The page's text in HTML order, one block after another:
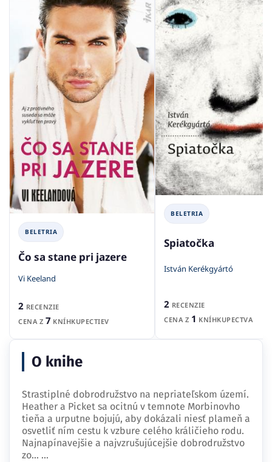
BELETRIA
Čo sa stane pri jazere
Vi Keeland
2 RECENZIE
CENA Z 7 KNÍHKUPECTIEV
BELETRIA
Spiatočka
István Kerékgyártó
2 RECENZIE
CENA Z 1 KNÍHKUPECTVA
O knihe
Strastiplné dobrodružstvo na nepriateľskom území.
Heather a Picket sa ocitnú v temnote Morbinovho
tieňa a urputne bojujú, aby dokázali niesť plameň a
osvetliť ním cestu k vzbure celého králičieho rodu.
Najnapínavejšie a najvzrušujúcejšie dobrodružstvo
zo… ...